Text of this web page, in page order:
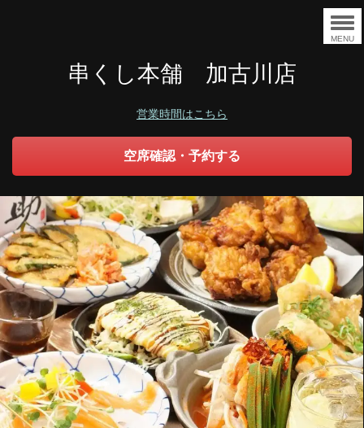
MENU
串くし本舗 加古川店
営業時間はこちら
空席確認・予約する